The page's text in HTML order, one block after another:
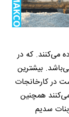
می‌کنند. که در
بیشترین
در کارخانجات
همچنین
سدیم